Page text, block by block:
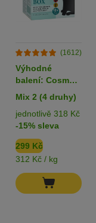
(1612)
Výhodné
balení: Cosma
Soup 24 x 40 g
Mix 2 (4 druhy)
jednotlivě 318 Kč
-15% sleva
299 Kč
312 Kč / kg